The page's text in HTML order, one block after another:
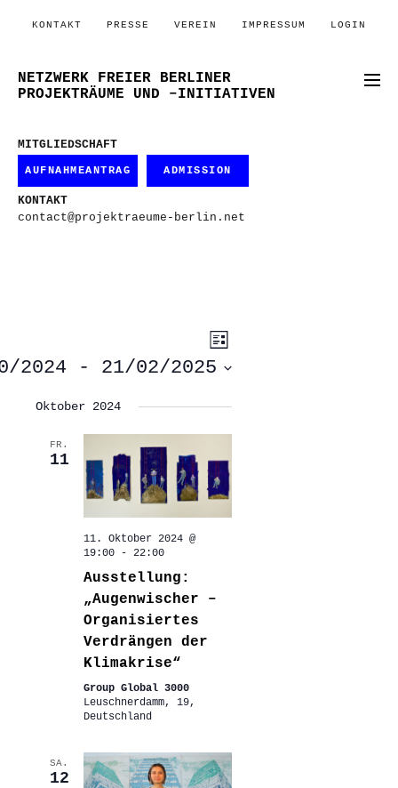
KONTAKT PRESSE VEREIN IMPRESSUM LOGIN
NETZWERK FREIER BERLINER
PROJEKTRÄUME UND –INITIATIVEN
MITGLIEDSCHAFT
AUFNAHMEANTRAG ADMISSION
KONTAKT
contact@projektraeume-berlin.net
ANSICHTEN-
NAVIGATION
VERANSTALTUNG
ANSICHTEN-
Liste
2024 - 21/02/2025
Oktober 2024
FR.
11
11. Oktober 2024 @
19:00- 22:00
Ausstellung:
„Augenwischer –
Organisiertes
Verdrängen der
Klimakrise“
Group Global 3000
Leuschnerdamm, 19,
Deutschland
SA.
12